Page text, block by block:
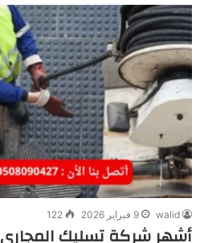
walid 9 فبراير 2026 122